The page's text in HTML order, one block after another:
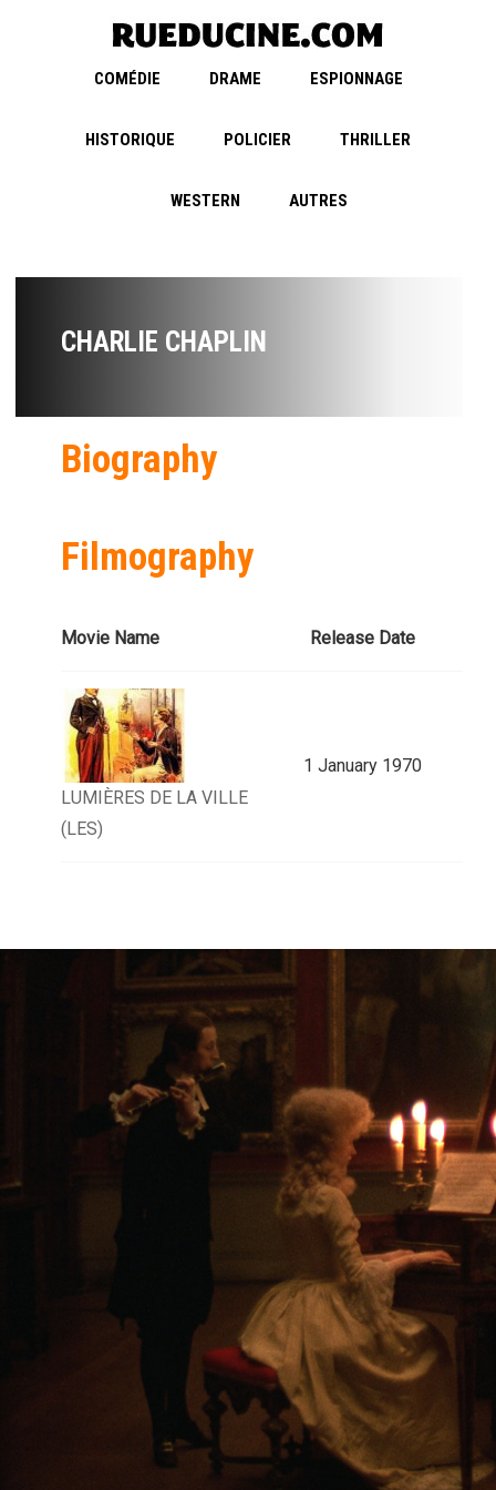
COMÉDIE DRAME ESPIONNAGE
HISTORIQUE POLICIER THRILLER
WESTERN AUTRES
CHARLIE CHAPLIN
Biography
Filmography
Movie Name Release Date
LUMIÈRES DE LA VILLE
(LES)
1 January 1970